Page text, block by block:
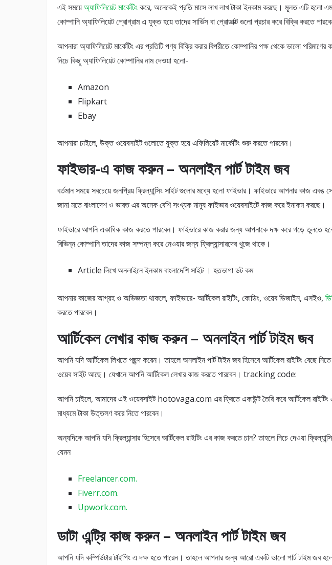
এই সময়েঅ্যাফিলিয়েট মার্কেটিংকরে, অনেকেই প্রতি মাসে লাখ লাখ টাকা ইনকাম করছে। মূলত এটি হলো
কোম্পানি অ্যাফিলিয়েট প্রোগ্রাম এ যুক্ত হয়ে তাদের সার্ভিস বা প্রোডাক্ট গুলো প্রচার করে বিক্রি করতে
আপনারা অ্যাফিলিয়েট মার্কেটিং এর প্রতিটি পণ্য বিক্রি করার বিপরীতে কোম্পানির পক্ষ থেকে ভালো
নিচে কিছু অ্যাফিলিয়েট কোম্পানির নাম দেওয়া হলো-
Amazon
Flipkart
Ebay
আপনারা চাইলে, উক্ত ওয়েবসাইট গুলোতে যুক্ত হয়ে এফিলিয়েট মার্কেটিং শুরু করতে পারবেন।
ফাইভার-এ কাজ করুন – অনলাইন পার্ট টাইম জব
বর্তমান সময়ে সবচেয়ে জনপ্রিয় ফ্রিল্যান্সিং সাইট গুলোর মধ্যে হলো ফাইভার। ফাইভারে আপনার কাজ এবঙ
জানা মতে বাংলাদেশ ও ভারত এর অনেক বেশি সংখ্যক মানুষ ফাইভার ওয়েবসাইটে কাজ করে ইনাকম করছে।
ফাইভারে আপনি একাধিক কাজ করতে পারবেন। ফাইভারে কাজ করার জন্য আপনাকে দক্ষ করে গড়ে তুলতে
বিভিন্ন কোম্পানি তাদের কাজ সম্পন্ন করে নেওয়ার জন্য ফ্রিল্যান্সারদের খুজে থাকে।
Article লিখে অনলাইনে ইনকাম বাংলাদেশি সাইট । হতভাগা ডট কম
আপনার কাজের আগ্রহ ও অভিজ্ঞতা থাকলে, ফাইভারে- আর্টিকেল রাইটিং, কোডিং, ওয়েব ডিজাইন, এসইও,
করতে পারবেন।
আর্টিকেল লেখার কাজ করুন – অনলাইন পার্ট টাইম জব
আপনি যদি আর্টিকেল লিখতে পছন্দ করেন। তাহলে অনলাইন পার্ট টাইম জব হিসেবে আর্টিকেল রাইটিং বেছে
ওয়েব সাইট আছে। যেখানে আপনি আর্টিকেল লেখার কাজ করতে পারবেন। tracking code:
আপনি চাইলে, আমাদের এই ওয়েবসাইট hotovaga.com এর ফ্রিতে একাউন্ট তৈরি করে আর্টিকেল
মাধ্যমে টাকা উত্তলণ করে নিতে পারবেন।
অন্যদিকে আপনি যদি ফ্রিল্যান্সার হিসেবে আর্টিকেল রাইটিং এর কাজ করতে চান? তাহলে নিচে দেওয়া
যেমন
Freelancer.com.
Fiverr.com.
Upwork.com.
ডাটা এন্ট্রি কাজ করুন – অনলাইন পার্ট টাইম জব
আপনি যদি কম্পিউটার টাইপিং এ দক্ষ হতে পারেন। তাহলে আপনার জন্য আরো একটি ভালো পার্ট টাইম জব